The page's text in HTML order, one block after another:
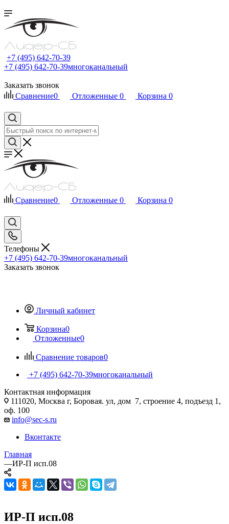
+7 (495) 642-70-39
+7 (495) 642-70-39многоканальный
Заказать звонок
Сравнение0 Отложенные 0 Корзина 0
Сравнение0 Отложенные 0 Корзина 0
Телефоны
+7 (495) 642-70-39многоканальный
Заказать звонок
Личный кабинет
Корзина0
Отложенные0
Сравнение товаров0
+7 (495) 642-70-39многоканальный
Контактная информация
111020, Москва г, Боровая. ул, дом 7, строение 4, подъезд 1,
оф. 100
info@sec-s.ru
Вконтакте
Главная
—ИР-П исп.08
ИР-П исп.08